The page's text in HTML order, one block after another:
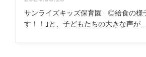
サンライズキッズ保育園 ◎給食の様
す！！｣と、子どもたちの大きな声が...